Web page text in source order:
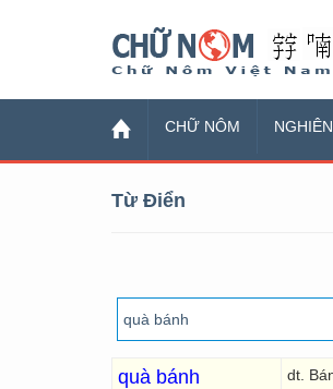
CHỮ NÔM
Từ Điển
quà bánh dt.